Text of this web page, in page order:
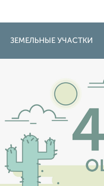
ЗЕМЕЛЬНЫЕ УЧАСТКИ